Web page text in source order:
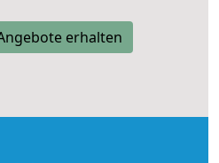
erhalten